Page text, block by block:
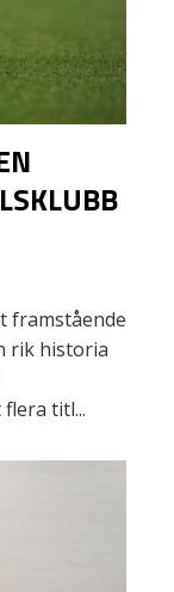
framstående
rik historia
titl...